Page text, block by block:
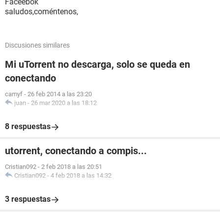
saludos,coméntenos,
Discusiones similares
Mi uTorrent no descarga, solo se queda en
conectando
camyf - 26 feb 2014 a las 23:20
juan - 26 mar 2020 a las 18:12
8 respuestas
utorrent, conectando a compis...
Cristian092 - 2 feb 2018 a las 20:51
Cristian092 - 4 feb 2018 a las 14:32
3 respuestas